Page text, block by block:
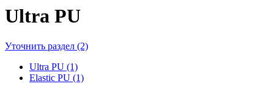
Ultra PU
Уточнить раздел (2)
Ultra PU (1)
Elastic PU (1)